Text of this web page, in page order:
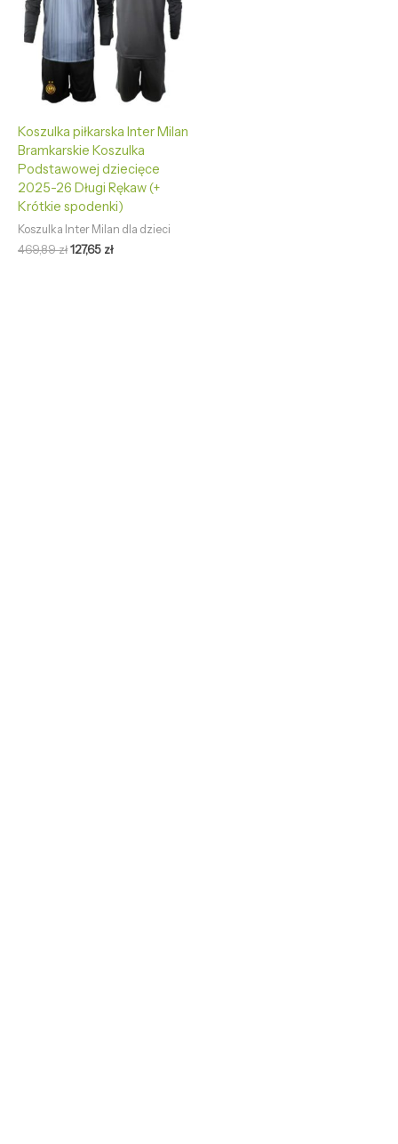
Koszulka piłkarska Inter Milan
Bramkarskie Koszulka
Podstawowej dziecięce
2025-26 Długi Rękaw (+
Krótkie spodenki)
Koszulka Inter Milan dla dzieci
469,89zł127,65 zł